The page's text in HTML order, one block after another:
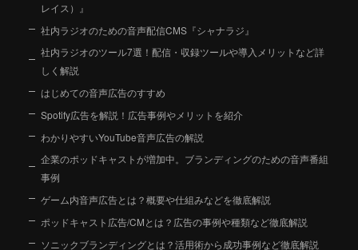
レイス）』
社内ラジオのための音声配信CMS『シャナラジ』
社内ラジオのツール7選！配信・収録ツールや導入メリットなど詳
しく解説
はじめての音声広告のすすめ
Spotify広告を解説！広告事例やメリットを紹介
わかりやすいYouTube音声広告の解説
企業のポッドキャストが増加中。ブランディングのための音声番組
事例
ゲーム内音声広告とは？概要や仕組みなどを徹底解説
ポッドキャスト広告/CMとは？広告の事例や種類など徹底解説
ソニックブランディングとは？活用術から成功事例など徹底解説